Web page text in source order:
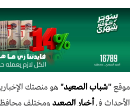
موقع"شباب الصعيد" هو منصتك
الأحداث فيأخبار الصعيد ومختلف